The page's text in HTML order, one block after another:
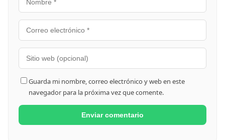
Guarda mi nombre, correo electrónico y web en este
navegador para la próxima vez que comente.